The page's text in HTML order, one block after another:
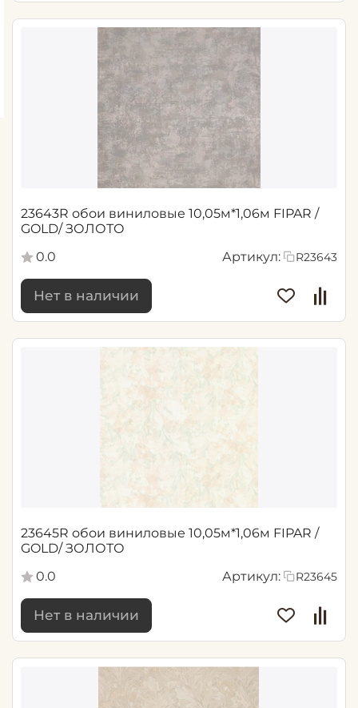
23643R обои виниловые 10,05м*1,06м FIPAR /
GOLD/ ЗОЛОТО
0.0
Артикул: R23643
Нет в наличии
23645R обои виниловые 10,05м*1,06м FIPAR /
GOLD/ ЗОЛОТО
0.0
Артикул: R23645
Нет в наличии